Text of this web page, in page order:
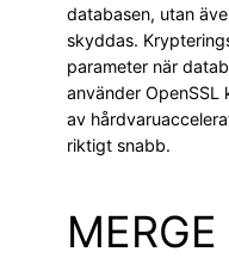
databasen, utan
skyddas.
parameter när
använder OpenSSL
av
riktigt snabb.